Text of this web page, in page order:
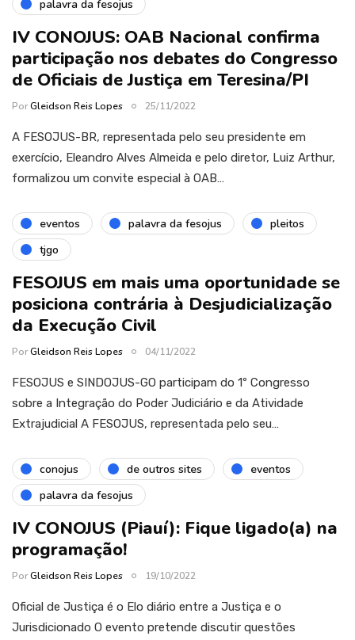
palavra da fesojus
IV CONOJUS: OAB Nacional confirma
participação nos debates do Congresso
de Oficiais de Justiça em Teresina/PI
PorGleidson Reis Lopes 25/11/2022
A FESOJUS-BR, representada pelo seu presidente em
exercício, Eleandro Alves Almeida e pelo diretor, Luiz Arthur,
formalizou um convite especial à OAB…
eventos palavra da fesojus
pleitos
tjgo
FESOJUS em mais uma oportunidade se
posiciona contrária à Desjudicialização
da Execução Civil
PorGleidson Reis Lopes 04/11/2022
FESOJUS e SINDOJUS-GO participam do 1º Congresso
sobre a Integração do Poder Judiciário e da Atividade
Extrajudicial A FESOJUS, representada pelo seu…
conojus de outros sites
eventos
palavra da fesojus
IV CONOJUS (Piauí): Fique ligado(a) na
programação!
PorGleidson Reis Lopes 19/10/2022
Oficial de Justiça é o Elo diário entre a Justiça e o
Jurisdicionado O evento pretende discutir questões